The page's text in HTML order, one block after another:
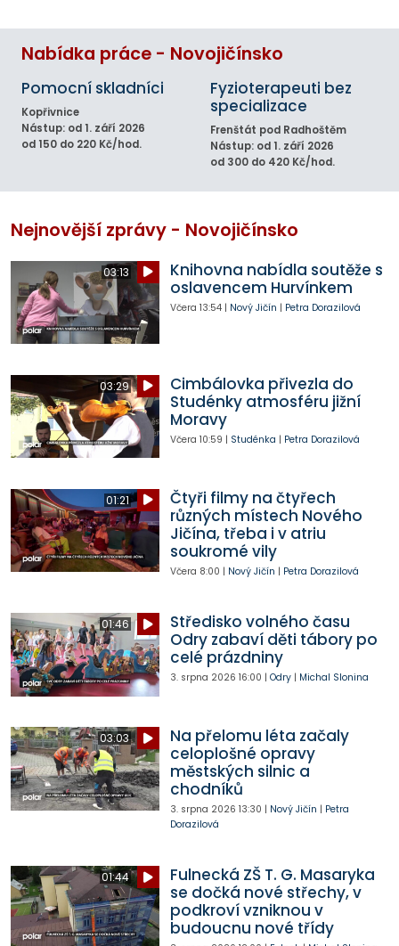
Nabídka práce - Novojičínsko
Pomocní skladníci
Kopřivnice
Nástup: od 1. září 2026
od 150 do 220 Kč/hod.
Fyzioterapeuti bez
specializace
Frenštát pod Radhoštěm
Nástup: od 1. září 2026
od 300 do 420 Kč/hod.
Nejnovější zprávy - Novojičínsko
03:13
Knihovna nabídla soutěže s
oslavencem Hurvínkem
Včera 13:54| Nový Jičín | Petra Dorazilová
03:29
Cimbálovka přivezla do
Studénky atmosféru jižní
Moravy
Včera 10:59 | Studénka | Petra Dorazilová
01:21
Čtyři filmy na čtyřech
různých místech Nového
Jičína, třeba i v atriu
soukromé vily
Včera 8:00 | Nový Jičín | Petra Dorazilová
01:46
Středisko volného času
Odry zabaví děti tábory po
celé prázdniny
3. srpna 2026 16:00 | Odry| Michal Slonina
03:03
Na přelomu léta začaly
celoplošné opravy
městských silnic a
chodníků
3. srpna 2026 13:30 | Nový Jičín | Petra
Dorazilová
01:44
Fulnecká ZŠ T. G. Masaryka
se dočká nové střechy, v
podkroví vzniknou v
budoucnu nové třídy